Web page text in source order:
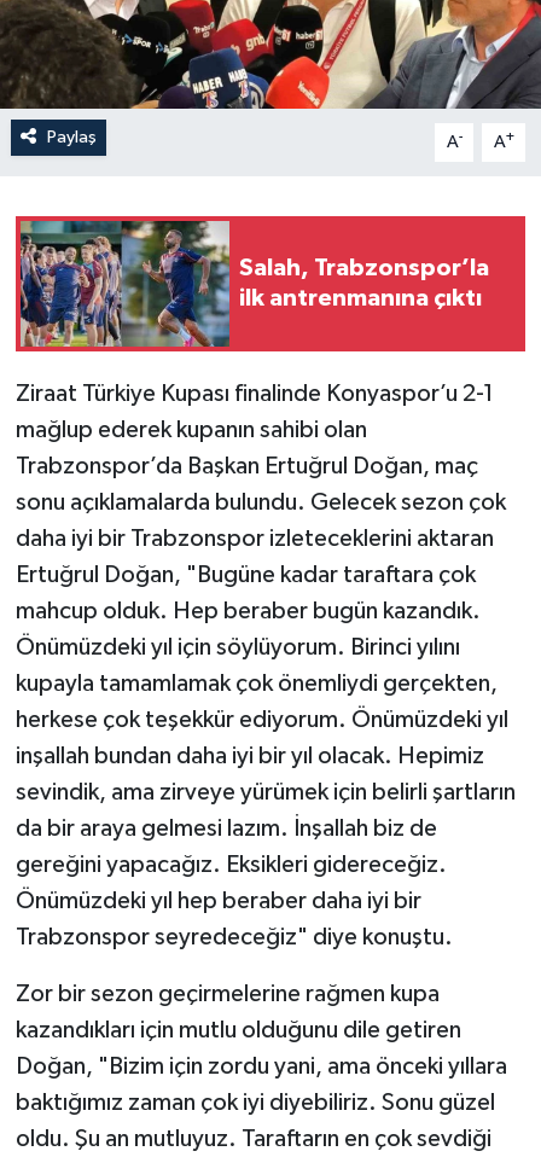
Paylaş A- A+
Salah, Trabzonspor’la
ilk antrenmanına çıktı
Ziraat Türkiye Kupası finalinde Konyaspor’u 2-1
mağlup ederek kupanın sahibi olan
Trabzonspor’da Başkan Ertuğrul Doğan, maç
sonu açıklamalarda bulundu. Gelecek sezon çok
daha iyi bir Trabzonspor izleteceklerini aktaran
Ertuğrul Doğan, "Bugüne kadar taraftara çok
mahcup olduk. Hep beraber bugün kazandık.
Önümüzdeki yıl için söylüyorum. Birinci yılını
kupayla tamamlamak çok önemliydi gerçekten,
herkese çok teşekkür ediyorum. Önümüzdeki yıl
inşallah bundan daha iyi bir yıl olacak. Hepimiz
sevindik, ama zirveye yürümek için belirli şartların
da bir araya gelmesi lazım. İnşallah biz de
gereğini yapacağız. Eksikleri gidereceğiz.
Önümüzdeki yıl hep beraber daha iyi bir
Trabzonspor seyredeceğiz" diye konuştu.
Zor bir sezon geçirmelerine rağmen kupa
kazandıkları için mutlu olduğunu dile getiren
Doğan, "Bizim için zordu yani, ama önceki yıllara
baktığımız zaman çok iyi diyebiliriz. Sonu güzel
oldu. Şu an mutluyuz. Taraftarın en çok sevdiği